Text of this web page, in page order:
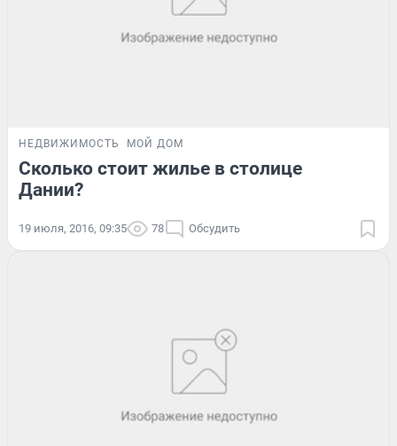
НЕДВИЖИМОСТЬ МОЙ ДОМ
Сколько стоит жилье в столице
Дании?
19 июля, 2016, 09:35 78 Обсудить